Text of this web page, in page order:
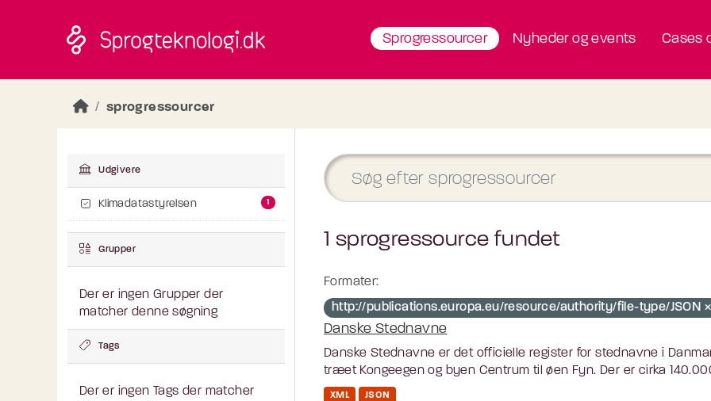
Sprogressourcer Nyheder og events Cases
sprogressourcer
Udgivere
Klimadatastyrelsen 1
Grupper
Der er ingen Grupper der
matcher denne søgning
Tags
Der er ingen Tags der matcher
1 sprogressource fundet
Formater:
http://publications.europa.eu/resource/authority/file-type/JSON
Danske Stednavne
Danske Stednavne er det officielle register for stednavne i
træet Kongeegen og byen Centrum til øen Fyn. Der er cirka
XML JSON